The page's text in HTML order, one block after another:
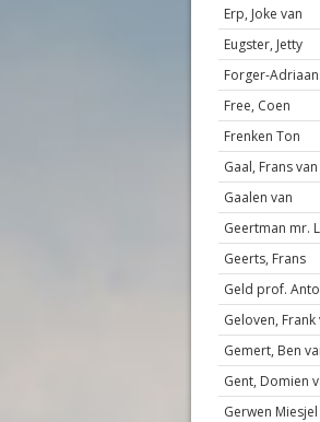
Erp, Joke van
Eugster, Jetty
Forger-
Free, Coen
Frenken Ton
Gaal, Frans van
Gaalen van
Geertman mr.
Geerts, Frans
Geld prof.
Geloven, Frank
Gemert, Ben
Gent, Domien
Gerwen Miesjel